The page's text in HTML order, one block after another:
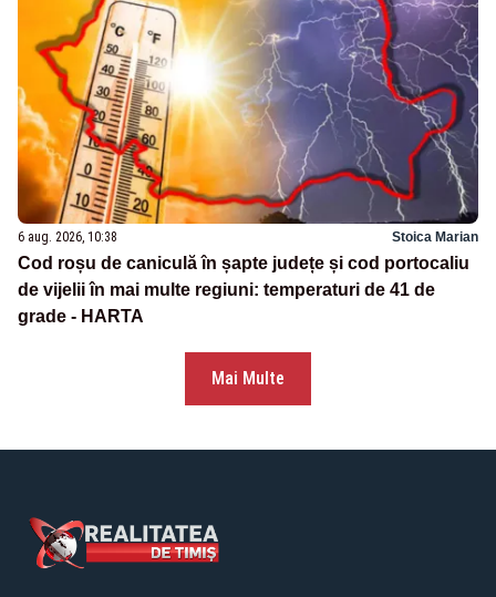
6 aug. 2026, 10:38 Stoica Marian
Cod roșu de caniculă în șapte județe și cod portocaliu
de vijelii în mai multe regiuni: temperaturi de 41 de
grade - HARTA
Mai Multe